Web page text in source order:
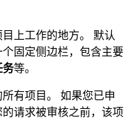
上工作的地方。 默认
固定侧边栏，包含主要
务等。
有项目。 如果您已申
请求被审核之前，该项